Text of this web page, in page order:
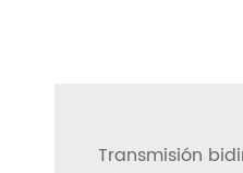
Transmisión